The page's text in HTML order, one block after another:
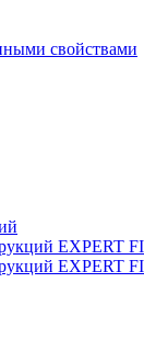
свойствами
EXPERT
EXPERT